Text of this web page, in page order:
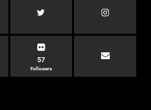
57
Followers